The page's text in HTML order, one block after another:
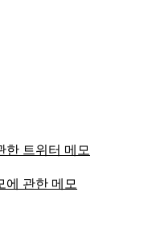
한 트위터 메모
에 관한 메모